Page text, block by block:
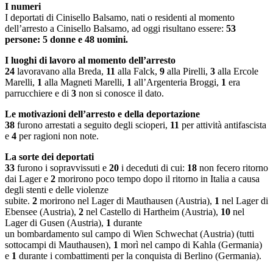
I numeri
I deportati di Cinisello Balsamo, nati o residenti al momento
dell’arresto a Cinisello Balsamo, ad oggi risultano essere: 53
persone: 5 donne e 48 uomini.
I luoghi di lavoro al momento dell’arresto
24 lavoravano alla Breda, 11 alla Falck, 9 alla Pirelli, 3 alla Ercole
Marelli, 1 alla Magneti Marelli, 1 all’Argenteria Broggi, 1 era
parrucchiere e di 3 non si conosce il dato.
Le motivazioni dell’arresto e della deportazione
38 furono arrestati a seguito degli scioperi, 11 per attività antifascista
e 4 per ragioni non note.
La sorte dei deportati
33 furono i sopravvissuti e 20 i deceduti di cui: 18 non fecero ritorno
dai Lager e 2 morirono poco tempo dopo il ritorno in Italia a causa
degli stenti e delle violenze
subite. 2 morirono nel Lager di Mauthausen (Austria), 1 nel Lager di
Ebensee (Austria), 2 nel Castello di Hartheim (Austria), 10 nel
Lager di Gusen (Austria), 1 durante
un bombardamento sul campo di Wien Schwechat (Austria) (tutti
sottocampi di Mauthausen), 1 morì nel campo di Kahla (Germania)
e 1 durante i combattimenti per la conquista di Berlino (Germania).